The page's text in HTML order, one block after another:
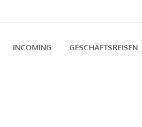
INCOMING GESCHÄFTSREISEN